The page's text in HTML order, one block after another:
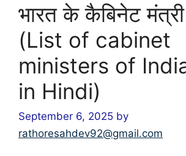
भारत के कैबिनेट
(List of cabinet
ministers of
in Hindi)
September 6, 2025 by
rathoresahdev92@gmail.com